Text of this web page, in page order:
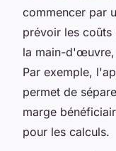
commencer par
prévoir les coûts
la main-d'œuvre,
Par exemple,
permet de
marge
pour les calculs.